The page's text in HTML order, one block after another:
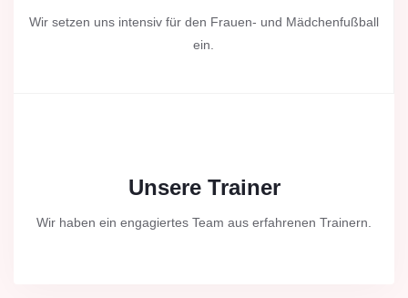
Wir setzen uns intensiv für den Frauen- und Mädchenfußball
ein.
Unsere Trainer
Wir haben ein engagiertes Team aus erfahrenen Trainern.